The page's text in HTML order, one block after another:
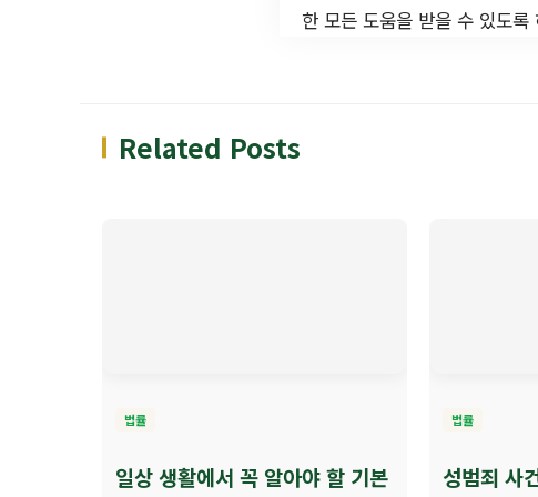
한 모든 도움을 받을 수 있도
Related Posts
법률
일상 생활에서 꼭 알아야 할 기본
법률
성범죄 사